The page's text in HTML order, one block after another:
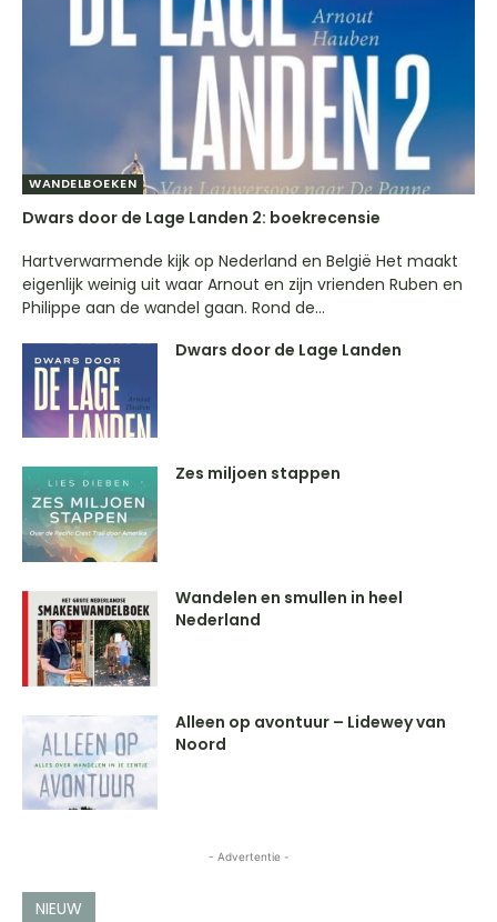
WANDELBOEKEN
Dwars door de Lage Landen 2: boekrecensie
Hartverwarmende kijk op Nederland en België Het maakt
eigenlijk weinig uit waar Arnout en zijn vrienden Ruben en
Philippe aan de wandel gaan. Rond de...
Dwars door de Lage Landen
Zes miljoen stappen
Wandelen en smullen in heel
Nederland
Alleen op avontuur – Lidewey van
Noord
- Advertentie -
NIEUW